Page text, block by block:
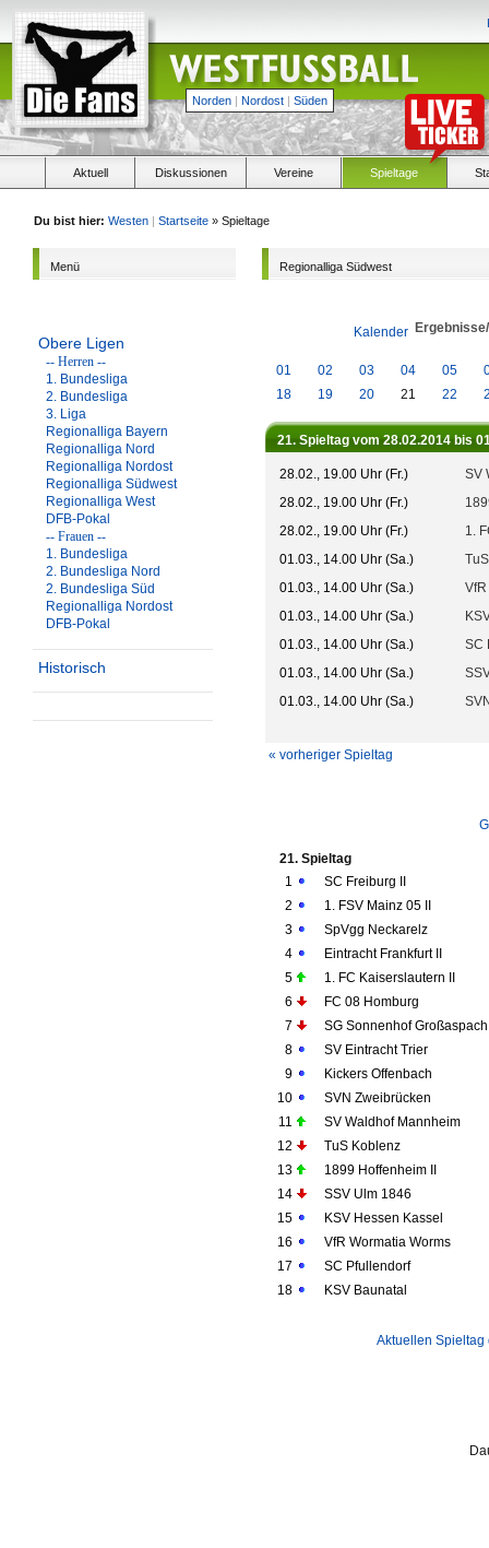
Norden | Nordost | Süden
Aktuell Diskussionen Vereine Spieltage
Du bist hier: Westen | Startseite » Spieltage
Menü
Obere Ligen
-- Herren --
1. Bundesliga
2. Bundesliga
3. Liga
Regionalliga Bayern
Regionalliga Nord
Regionalliga Nordost
Regionalliga Südwest
Regionalliga West
DFB-Pokal
-- Frauen --
1. Bundesliga
2. Bundesliga Nord
2. Bundesliga Süd
Regionalliga Nordost
DFB-Pokal
Historisch
Regionalliga Südwest
Kalender
01 02 03 04 05
18
19 20 21 22
21. Spieltag vom 28.02.2014 bis
28.02., 19.00 Uhr (Fr.)
SV
28.02., 19.00 Uhr (Fr.)
28.02., 19.00 Uhr (Fr.)
1.
01.03., 14.00 Uhr (Sa.)
01.03., 14.00 Uhr (Sa.)
01.03., 14.00 Uhr (Sa.)
01.03., 14.00 Uhr (Sa.)
SC
01.03., 14.00 Uhr (Sa.)
01.03., 14.00 Uhr (Sa.)
« vorheriger Spieltag
21. Spieltag
1
SC Freiburg II
2
1. FSV Mainz 05 II
3
SpVgg Neckarelz
4
Eintracht Frankfurt II
5
1. FC Kaiserslautern II
6
FC 08 Homburg
7
SG Sonnenhof Großaspach
8
SV Eintracht Trier
9
Kickers Offenbach
10
SVN Zweibrücken
11
SV Waldhof Mannheim
12
TuS Koblenz
13
1899 Hoffenheim II
14
SSV Ulm 1846
15
KSV Hessen Kassel
16
VfR Wormatia Worms
17
SC Pfullendorf
18
KSV Baunatal
Aktuellen Spieltag